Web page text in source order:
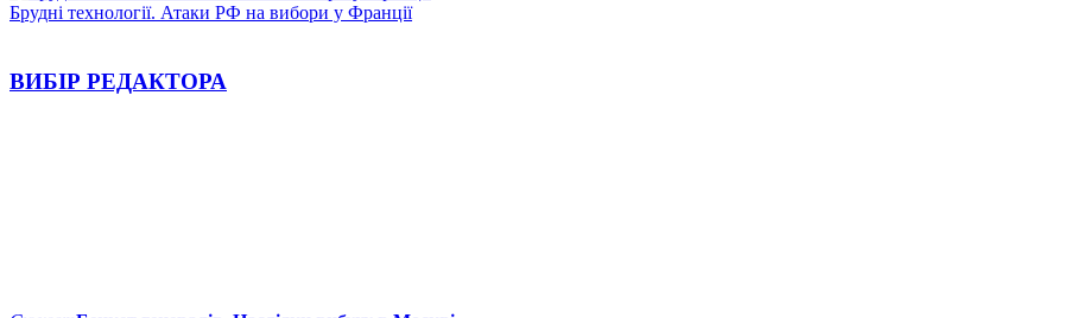
Брудні технології. Атаки РФ на вибори у Франції
ВИБІР РЕДАКТОРА